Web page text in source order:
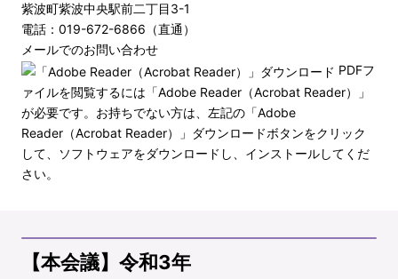
紫波町紫波中央駅前二丁目3-1
電話：019-672-6866（直通）
メールでのお問い合わせ
PDFフ
ァイルを閲覧するには「Adobe Reader（Acrobat Reader）」
が必要です。お持ちでない方は、左記の「Adobe
Reader（Acrobat Reader）」ダウンロードボタンをクリック
して、ソフトウェアをダウンロードし、インストールしてくだ
さい。
【本会議】令和3年